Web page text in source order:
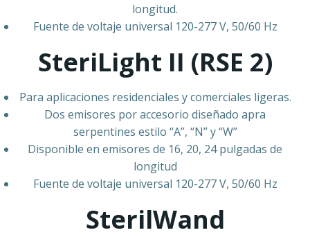
longitud.
Fuente de voltaje universal 120-277 V, 50/60 Hz
SteriLight II (RSE 2)
Para aplicaciones residenciales y comerciales ligeras.
Dos emisores por accesorio diseñado apra
serpentines estilo “A”, “N” y “W”
Disponible en emisores de 16, 20, 24 pulgadas de
longitud
Fuente de voltaje universal 120-277 V, 50/60 Hz
SterilWand